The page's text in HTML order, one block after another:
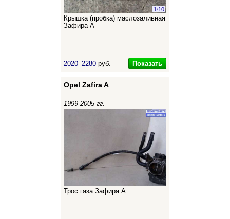
1/10
Крышка (пробка) маслозаливная
Зафира А
2020–2280 руб. Показать
Opel Zafira A
1999-2005 гг.
Трос газа Зафира А